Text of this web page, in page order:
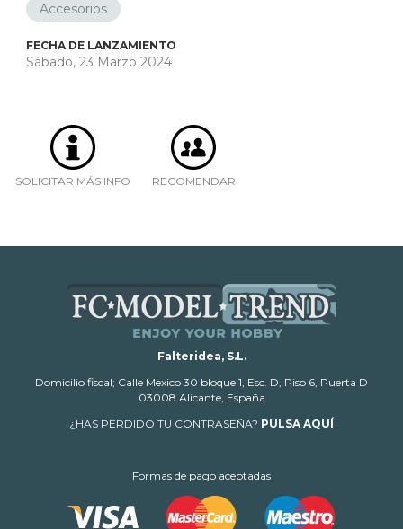
Accesorios
FECHA DE LANZAMIENTO
Sábado, 23 Marzo 2024
SOLICITAR MÁS INFO RECOMENDAR
Falteridea, S.L.
Domicilio fiscal; Calle Mexico 30 bloque 1, Esc. D, Piso 6, Puerta D
03008 Alicante, España
¿HAS PERDIDO TU CONTRASEÑA? PULSA AQUÍ
Formas de pago aceptadas